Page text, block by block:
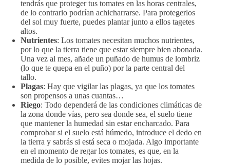
tendrás que proteger tus tomates en las horas centrales,
de lo contrario podrían achicharrarse. Para protegerlos
del sol muy fuerte, puedes plantar junto a ellos tagetes
altos.
Nutrientes: Los tomates necesitan muchos nutrientes,
por lo que la tierra tiene que estar siempre bien abonada.
Una vez al mes, añade un puñado de humus de lombriz
(lo que te quepa en el puño) por la parte central del
tallo.
Plagas: Hay que vigilar las plagas, ya que los tomates
son propensos a unas cuantas…
Riego: Todo dependerá de las condiciones climáticas de
la zona donde vías, pero sea donde sea, el suelo tiene
que mantener la humedad sin estar encharcado. Para
comprobar si el suelo está húmedo, introduce el dedo en
la tierra y sabrás si está seca o mojada. Algo importante
en el momento de regar los tomates, es que, en la
medida de lo posible, evites mojar las hojas.